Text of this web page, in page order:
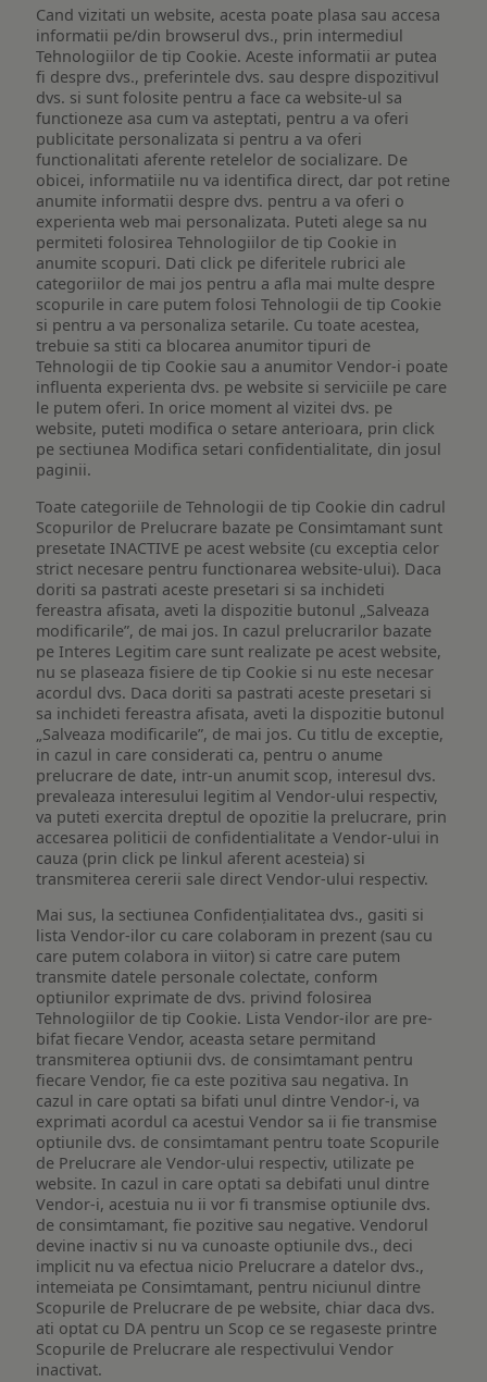
Cand vizitati un website, acesta poate plasa sau accesa
informatii pe/din browserul dvs., prin intermediul
Tehnologiilor de tip Cookie. Aceste informatii ar putea
fi despre dvs., preferintele dvs. sau despre dispozitivul
dvs. si sunt folosite pentru a face ca website-ul sa
functioneze asa cum va asteptati, pentru a va oferi
publicitate personalizata si pentru a va oferi
functionalitati aferente retelelor de socializare. De
obicei, informatiile nu va identifica direct, dar pot retine
anumite informatii despre dvs. pentru a va oferi o
experienta web mai personalizata. Puteti alege sa nu
permiteti folosirea Tehnologiilor de tip Cookie in
anumite scopuri. Dati click pe diferitele rubrici ale
categoriilor de mai jos pentru a afla mai multe despre
scopurile in care putem folosi Tehnologii de tip Cookie
si pentru a va personaliza setarile. Cu toate acestea,
trebuie sa stiti ca blocarea anumitor tipuri de
Tehnologii de tip Cookie sau a anumitor Vendor-i poate
influenta experienta dvs. pe website si serviciile pe care
le putem oferi. In orice moment al vizitei dvs. pe
website, puteti modifica o setare anterioara, prin click
pe sectiunea Modifica setari confidentialitate, din josul
paginii.
Toate categoriile de Tehnologii de tip Cookie din cadrul
Scopurilor de Prelucrare bazate pe Consimtamant sunt
presetate INACTIVE pe acest website (cu exceptia celor
strict necesare pentru functionarea website-ului). Daca
doriti sa pastrati aceste presetari si sa inchideti
fereastra afisata, aveti la dispozitie butonul „Salveaza
modificarile”, de mai jos. In cazul prelucrarilor bazate
pe Interes Legitim care sunt realizate pe acest website,
nu se plaseaza fisiere de tip Cookie si nu este necesar
acordul dvs. Daca doriti sa pastrati aceste presetari si
sa inchideti fereastra afisata, aveti la dispozitie butonul
„Salveaza modificarile”, de mai jos. Cu titlu de exceptie,
in cazul in care considerati ca, pentru o anume
prelucrare de date, intr-un anumit scop, interesul dvs.
prevaleaza interesului legitim al Vendor-ului respectiv,
va puteti exercita dreptul de opozitie la prelucrare, prin
accesarea politicii de confidentialitate a Vendor-ului in
cauza (prin click pe linkul aferent acesteia) si
transmiterea cererii sale direct Vendor-ului respectiv.
Mai sus, la sectiunea Confidențialitatea dvs., gasiti si
lista Vendor-ilor cu care colaboram in prezent (sau cu
care putem colabora in viitor) si catre care putem
transmite datele personale colectate, conform
optiunilor exprimate de dvs. privind folosirea
Tehnologiilor de tip Cookie. Lista Vendor-ilor are pre-
bifat fiecare Vendor, aceasta setare permitand
transmiterea optiunii dvs. de consimtamant pentru
fiecare Vendor, fie ca este pozitiva sau negativa. In
cazul in care optati sa bifati unul dintre Vendor-i, va
exprimati acordul ca acestui Vendor sa ii fie transmise
optiunile dvs. de consimtamant pentru toate Scopurile
de Prelucrare ale Vendor-ului respectiv, utilizate pe
website. In cazul in care optati sa debifati unul dintre
Vendor-i, acestuia nu ii vor fi transmise optiunile dvs.
de consimtamant, fie pozitive sau negative. Vendorul
devine inactiv si nu va cunoaste optiunile dvs., deci
implicit nu va efectua nicio Prelucrare a datelor dvs.,
intemeiata pe Consimtamant, pentru niciunul dintre
Scopurile de Prelucrare de pe website, chiar daca dvs.
ati optat cu DA pentru un Scop ce se regaseste printre
Scopurile de Prelucrare ale respectivului Vendor
inactivat.